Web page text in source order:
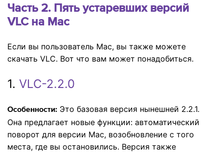
Часть 2. Пять устаревших версий
VLC на Mac
Если вы пользователь Mac, вы также можете
скачать VLC. Вот что вам может понадобиться.
1. VLC-2.2.0
Особенности: Это базовая версия нынешней 2.2.1.
Она предлагает новые функции: автоматический
поворот для версии Mac, возобновление с того
места, где вы остановились. Версия также